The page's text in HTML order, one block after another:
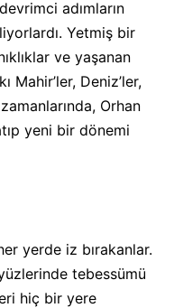
adımların
Yetmiş bir
ve yaşanan
Mahir’ler, Deniz’ler,
Orhan
yeni bir dönemi
yerde iz bırakanlar.
tebessümü
hiç bir yere